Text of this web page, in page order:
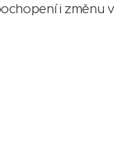
i změnu v